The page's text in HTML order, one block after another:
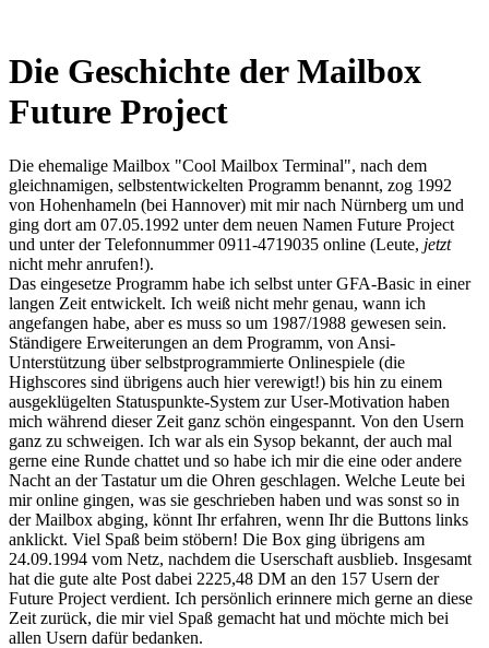
Die Geschichte der Mailbox
Future Project
Die ehemalige Mailbox "Cool Mailbox Terminal", nach dem
gleichnamigen, selbstentwickelten Programm benannt, zog 1992
von Hohenhameln (bei Hannover) mit mir nach Nürnberg um und
ging dort am 07.05.1992 unter dem neuen Namen Future Project
und unter der Telefonnummer 0911-4719035 online (Leute, jetzt
nicht mehr anrufen!).
Das eingesetze Programm habe ich selbst unter GFA-Basic in einer
langen Zeit entwickelt. Ich weiß nicht mehr genau, wann ich
angefangen habe, aber es muss so um 1987/1988 gewesen sein.
Ständigere Erweiterungen an dem Programm, von Ansi-
Unterstützung über selbstprogrammierte Onlinespiele (die
Highscores sind übrigens auch hier verewigt!) bis hin zu einem
ausgeklügelten Statuspunkte-System zur User-Motivation haben
mich während dieser Zeit ganz schön eingespannt. Von den Usern
ganz zu schweigen. Ich war als ein Sysop bekannt, der auch mal
gerne eine Runde chattet und so habe ich mir die eine oder andere
Nacht an der Tastatur um die Ohren geschlagen. Welche Leute bei
mir online gingen, was sie geschrieben haben und was sonst so in
der Mailbox abging, könnt Ihr erfahren, wenn Ihr die Buttons links
anklickt. Viel Spaß beim stöbern! Die Box ging übrigens am
24.09.1994 vom Netz, nachdem die Userschaft ausblieb. Insgesamt
hat die gute alte Post dabei 2225,48 DM an den 157 Usern der
Future Project verdient. Ich persönlich erinnere mich gerne an diese
Zeit zurück, die mir viel Spaß gemacht hat und möchte mich bei
allen Usern dafür bedanken.